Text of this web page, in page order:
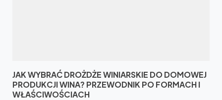
JAK WYBRAĆ DROŻDŻE WINIARSKIE DO DOMOWEJ
PRODUKCJI WINA? PRZEWODNIK PO FORMACH I
WŁAŚCIWOŚCIACH